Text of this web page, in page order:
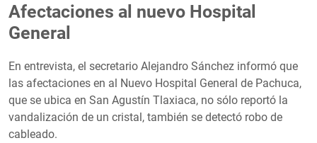
Afectaciones al nuevo Hospital
General
En entrevista, el secretario Alejandro Sánchez informó que
las afectaciones en al Nuevo Hospital General de Pachuca,
que se ubica en San Agustín Tlaxiaca, no sólo reportó la
vandalización de un cristal, también se detectó robo de
cableado.